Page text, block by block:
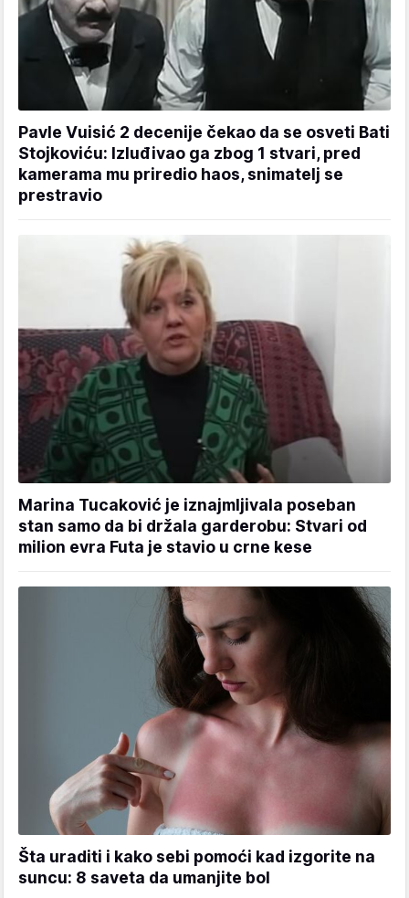
Pavle Vuisić 2 decenije čekao da se osveti Bati
Stojkoviću: Izluđivao ga zbog 1 stvari, pred
kamerama mu priredio haos, snimatelj se
prestravio
Marina Tucaković je iznajmljivala poseban
stan samo da bi držala garderobu: Stvari od
milion evra Futa je stavio u crne kese
Šta uraditi i kako sebi pomoći kad izgorite na
suncu: 8 saveta da umanjite bol